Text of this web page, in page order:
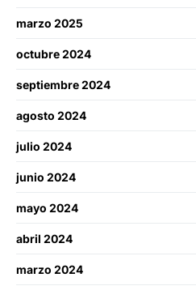
marzo 2025
octubre 2024
septiembre 2024
agosto 2024
julio 2024
junio 2024
mayo 2024
abril 2024
marzo 2024